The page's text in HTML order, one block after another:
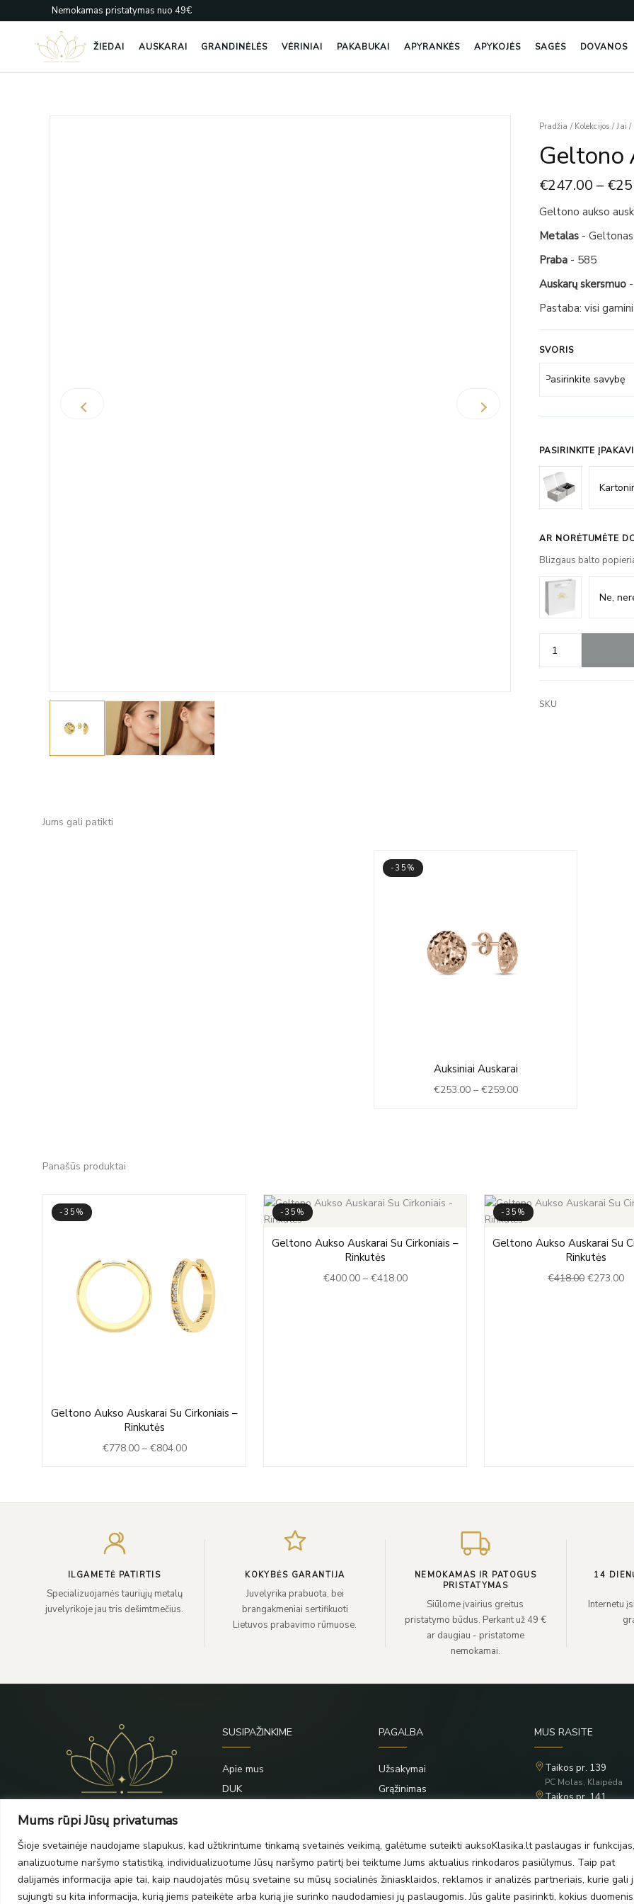
Mums rūpi Jūsų privatumas
Šioje svetainėje naudojame slapukus, kad užtikrintume tinkamą svetainės veikimą, galėtume suteikti auksoKlasika.lt paslaugas ir funkcijas,
analizuotume naršymo statistiką, individualizuotume Jūsų naršymo patirtį bei teiktume Jums aktualius rinkodaros pasiūlymus. Taip pat
dalijamės informacija apie tai, kaip naudojatės mūsų svetaine su mūsų socialinės žiniasklaidos, reklamos ir analizės partneriais, kurie gali
sujungti su kita informacija, kurią jiems pateikėte arba kurią jie surinko naudodamiesi jų paslaugomis. Jūs galite pasirinkti, kokius duomenis
prie
Nemokamas pristatymas nuo 49€
ŽIEDAI AUSKARAI GRANDINĖLĖS VĖRINIAI PAKABUKAI APYRANKĖS APYKOJĖS SAGĖS DOVANOS
Pradžia / Kolekcijos / Jai /
Geltono
€247.00 – €
Geltono aukso
Metalas- Geltonas
Praba- 585
Auskarų skersmuo-
Pastaba: visi
SVORIS
PASIRINKITE
AR NORĖTUMĖTE
Blizgaus balto
produkto
Geltono
Auskarai
SKU
Jums gali patikti
-35%
Auksiniai Auskarai
€253.00 – €259.00
range:
€253.00
Panašūs produktai
-35%
Geltono Aukso Auskarai Su Cirkoniais –
Rinkutės
€778.00 – €804.00
range:
through
-35%
Geltono Aukso Auskarai Su Cirkoniais –
Rinkutės
€400.00 – €418.00
range:
through
-35%
Geltono Aukso Auskarai Su
Rinkutės
€418.00
price
€418.00.
€273.00
ILGAMETĖ PATIRTIS
Specializuojamės tauriųjų metalų
juvelyrikoje jau tris dešimtmečius.
KOKYBĖS GARANTIJA
Juvelyrika prabuota, bei
brangakmeniai sertifikuoti
Lietuvos prabavimo rūmuose.
NEMOKAMAS IR PATOGUS
PRISTATYMAS
Siūlome įvairius greitus
pristatymo būdus. Perkant už 49 €
ar daugiau - pristatome
nemokamai.
14
Internetu
SUSIPAŽINKIME
Apie mus
DUK
Kontaktai
PAGALBA
Užsakymai
Grąžinimas
MUS RASITE
Taikos pr. 139
PC Molas, Klaipėda
Taikos pr. 141
PC Banginis, Klaipėda